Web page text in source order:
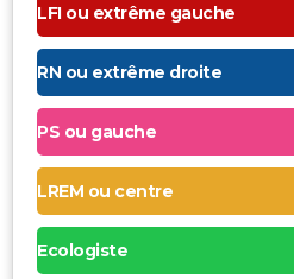
LFI ou extrême gauche
RN ou extrême droite
PS ou gauche
LREM ou centre
Ecologiste